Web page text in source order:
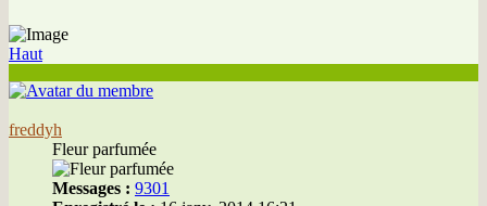
Haut
freddyh
Fleur parfumée
Messages : 9301